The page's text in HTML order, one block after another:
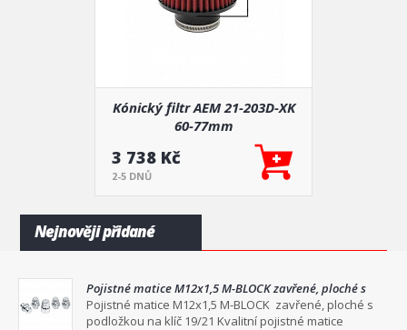
Kónický filtr AEM 21-203D-XK
60-77mm
3 738 Kč
2-5 DNŮ
Nejnověji přidané
Pojistné matice M12x1,5 M-BLOCK zavřené, ploché s
podložkou na klíč 19/21
Pojistné matice M12x1,5 M-BLOCK zavřené, ploché s
podložkou na klíč 19/21 Kvalitní pojistné matice